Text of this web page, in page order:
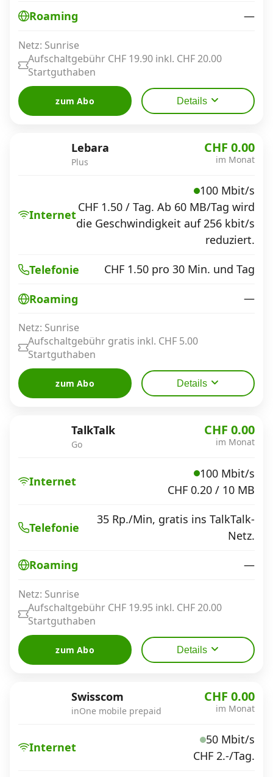
Roaming —
Netz: Sunrise
Aufschaltgebühr CHF 19.90 inkl. CHF 20.00
Startguthaben
zum Abo Details
Lebara
Plus
CHF 0.00
im Monat
Internet
100 Mbit/s
CHF 1.50 / Tag. Ab 60 MB/Tag wird
die Geschwindigkeit auf 256 kbit/s
reduziert.
Telefonie CHF 1.50 pro 30 Min. und Tag
Roaming —
Netz: Sunrise
Aufschaltgebühr gratis inkl. CHF 5.00
Startguthaben
zum Abo Details
TalkTalk
Go
CHF 0.00
im Monat
Internet
100 Mbit/s
CHF 0.20 / 10 MB
Telefonie
35 Rp./Min, gratis ins TalkTalk-
Netz.
Roaming —
Netz: Sunrise
Aufschaltgebühr CHF 19.95 inkl. CHF 20.00
Startguthaben
zum Abo Details
Swisscom
inOne mobile prepaid
CHF 0.00
im Monat
Internet
50 Mbit/s
CHF 2.-/Tag.